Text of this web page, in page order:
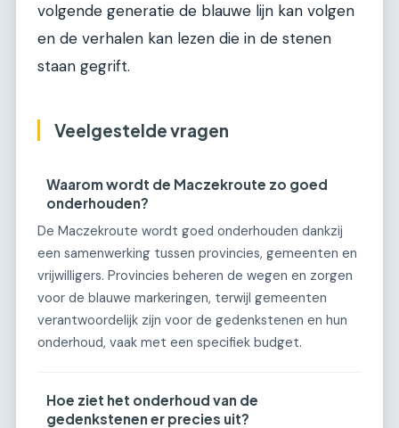
volgende generatie de blauwe lijn kan volgen
en de verhalen kan lezen die in de stenen
staan gegrift.
Veelgestelde vragen
Waarom wordt de Maczekroute zo goed
onderhouden?
De Maczekroute wordt goed onderhouden dankzij
een samenwerking tussen provincies, gemeenten en
vrijwilligers. Provincies beheren de wegen en zorgen
voor de blauwe markeringen, terwijl gemeenten
verantwoordelijk zijn voor de gedenkstenen en hun
onderhoud, vaak met een specifiek budget.
Hoe ziet het onderhoud van de
gedenkstenen er precies uit?